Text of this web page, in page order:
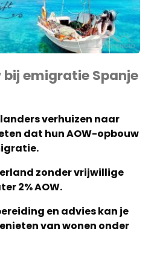
bij emigratie Spanje
verhuizen naar
dat hun AOW-opbouw
zonder vrijwillige
2% AOW.
en advies kan je
van wonen onder